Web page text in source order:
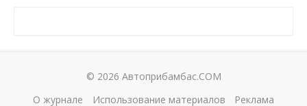
© 2026 Автоприбамбас.COM
О журнале
Использование материалов Реклама